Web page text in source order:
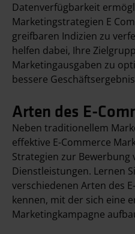
Datenverfügbarkeit
Marketingstrategien E
greifbaren Indizien zu
helfen dabei, Ihre
Marketingausgaben zu
bessere
Arten des E-
Neben traditionellem
effektive E-Commerce
Strategien zur
Dienstleistungen. Lernen
verschiedenen Arten des
kennen, mit der sich eine
Marketingkampagne